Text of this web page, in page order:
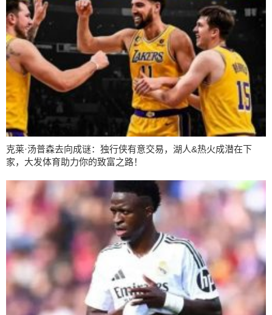
克莱·汤普森去向成谜：独行侠有意交易，湖人&热火成潜在下
家，大发体育助力你的致富之路！